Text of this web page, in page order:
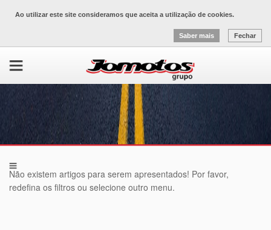
Ao utilizar este site consideramos que aceita a utilização de cookies.
Saber mais Fechar
Não existem artigos para serem apresentados! Por favor,
redefina os filtros ou selecione outro menu.